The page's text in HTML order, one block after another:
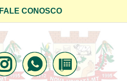
FALE CONOSCO